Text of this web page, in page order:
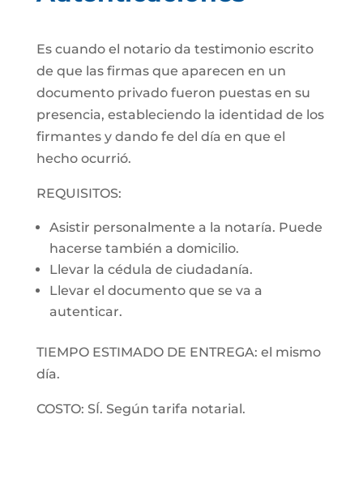
Es cuando el notario da testimonio escrito
de que las firmas que aparecen en un
documento privado fueron puestas en su
presencia, estableciendo la identidad de los
firmantes y dando fe del día en que el
hecho ocurrió.
REQUISITOS:
Asistir personalmente a la notaría. Puede
hacerse también a domicilio.
Llevar la cédula de ciudadanía.
Llevar el documento que se va a
autenticar.
TIEMPO ESTIMADO DE ENTREGA: el mismo
día.
COSTO: SÍ. Según tarifa notarial.